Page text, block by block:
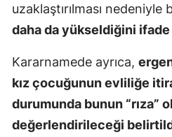
uzaklaştırılması nedeniyle
daha da yükseldiğini
Kararnamede ayrıca,
kız çocuğunun evliliğe
durumunda bunun “rıza”
değerlendirileceği